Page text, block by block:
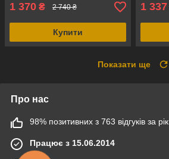
1 370 ₴ 2 740 ₴
Купити
1 337
Показати ще
Про нас
98% позитивних з 763 відгуків за рік
Працює з 15.06.2014